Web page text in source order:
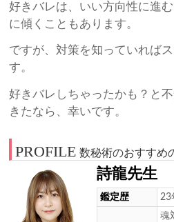
好きバレは、いい方向性に進
に傾くこともあります。
ですが、対策を知っていれば
す。
好きバレしちゃったかも？と
きたなら、幸いです。
PROFILE 数秘術のおすすめ
詩龍先生
鑑定歴 23
魂